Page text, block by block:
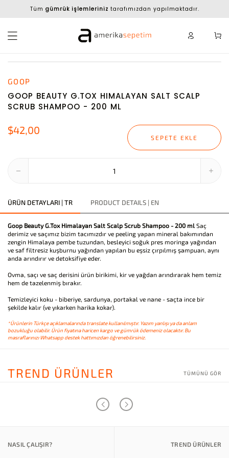
Tüm gümrük işlemleriniz tarafımızdan yapılmaktadır.
GOOP
GOOP BEAUTY G.TOX HIMALAYAN SALT SCALP
SCRUB SHAMPOO - 200 ML
$42,00
SEPETE EKLE
ÜRÜN DETAYLARI | TR PRODUCT DETAILS | EN
Goop Beauty G.Tox Himalayan Salt Scalp Scrub Shampoo - 200 ml Saç
derimiz ve saçımız bizim tacımızdır ve peeling yapan mineral bakımından
zengin Himalaya pembe tuzundan, besleyici soğuk pres moringa yağından
ve saf filtresiz kuşburnu yağından yapılan bu eşsiz çırpılmış şampuan, aynı
anda arındırır ve detoksifiye eder.
Ovma, saçı ve saç derisini ürün birikimi, kir ve yağdan arındırarak hem temiz
hem de tazelenmiş bırakır.
Temizleyici koku - biberiye, sardunya, portakal ve nane - saçta ince bir
şekilde kalır (ve yıkarken harika kokar).
*Ürünlerin Türkçe açıklamalarında translate kullanılmıştır. Yazım yanlışı ya da anlam
bozukluğu olabilir. Ürün fiyatına haricen kargo ve gümrük ödemeniz olacaktır. Bu
masraflarınızı Whatsapp destek hattımızdan öğrenebilirsiniz.
TREND ÜRÜNLER TÜMÜNÜ GÖR
NASIL ÇALIŞIR? TREND ÜRÜNLER